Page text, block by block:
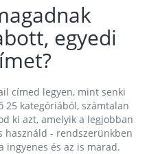
egyedi
címed legyen, mint senki
25 kategóriából, számtalan
ki azt, amelyik a legjobban
használd - rendszerünkben
ingyenes és az is marad.